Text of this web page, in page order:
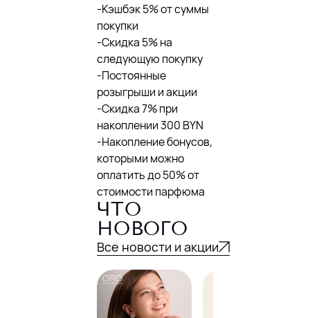
-Кэшбэк 5% от суммы
покупки
-Скидка 5% на
следующую покупку
-Постоянные
розыгрыши и акции
-Скидка 7% при
накоплении 300 BYN
-Накопление бонусов,
которыми можно
оплатить до 50% от
стоимости парфюма
ЧТО
НОВОГО
Все новости и акции